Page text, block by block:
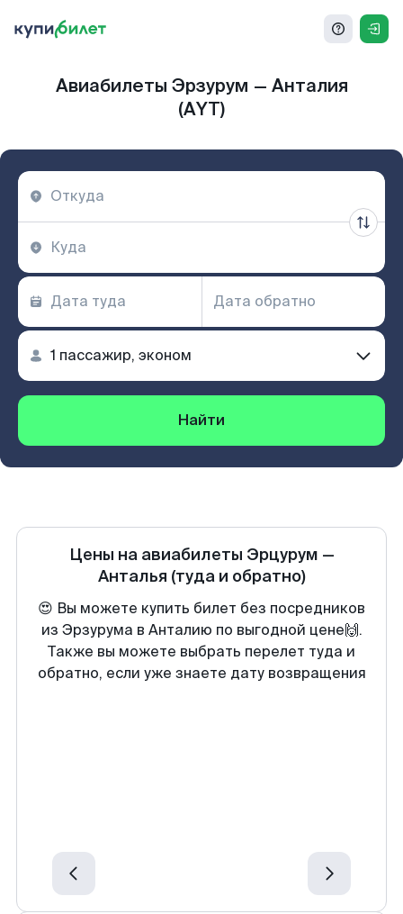
Авиабилеты Эрзурум — Анталия
(AYT)
Найти
Цены на авиабилеты Эрцурум —
Анталья (туда и обратно)
😍 Вы можете купить билет без посредников
из Эрзурума в Анталию по выгодной цене🙌.
Также вы можете выбрать перелет туда и
обратно, если уже знаете дату возвращения